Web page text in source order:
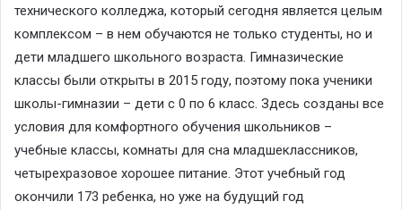
технического колледжа, который сегодня является целым
комплексом – в нем обучаются не только студенты, но и
дети младшего школьного возраста. Гимназические
классы были открыты в 2015 году, поэтому пока ученики
школы-гимназии – дети с 0 по 6 класс. Здесь созданы все
условия для комфортного обучения школьников –
учебные классы, комнаты для сна младшеклассников,
четырехразовое хорошее питание. Этот учебный год
окончили 173 ребенка, но уже на будущий год